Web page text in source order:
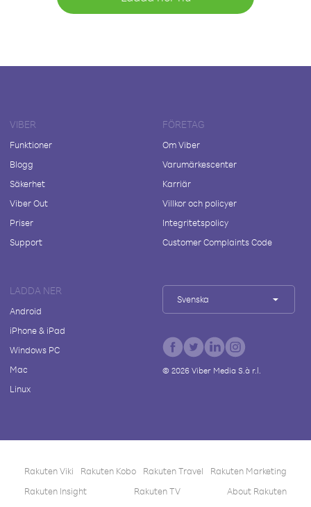
VIBER
Funktioner
Blogg
Säkerhet
Viber Out
Priser
Support
FÖRETAG
Om Viber
Varumärkescenter
Karriär
Villkor och policyer
Integritetspolicy
Customer Complaints Code
LADDA NER
Android
iPhone & iPad
Windows PC
Mac
Linux
Svenska
© 2026Viber Media S.à r.l.
Rakuten Viki Rakuten Kobo Rakuten Travel
Rakuten Marketing
Rakuten Insight
Rakuten TV About Rakuten